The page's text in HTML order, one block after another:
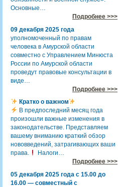
Основные…
Подробнее >>>
09 декабря 2025 года
уполномоченный по правам
человека в Амурской области
совместно с Управлением Минюста
России по Амурской области
проведут правовые консультации в
виде…
Подробнее >>>
Кратко о важном
В предпоследний месяц года
произошли важные изменения в
законодательстве. Представляем
вашему вниманию краткий обзор
нововведений, затрагивающих ваши
права.
Налоги…
Подробнее >>>
05 декабря 2025 года с 15.00 до
16.00 — совместный с